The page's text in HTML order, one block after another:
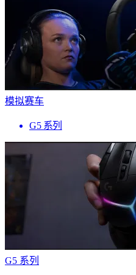
模拟赛车
G5 系列
G5 系列